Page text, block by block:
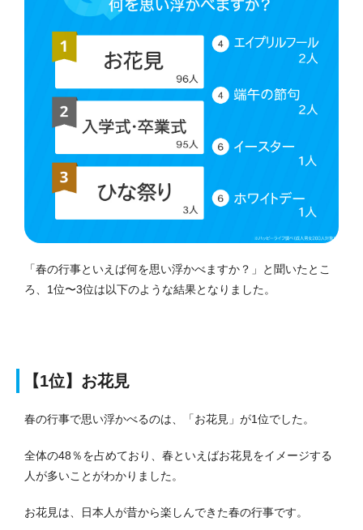
「春の行事といえば何を思い浮かべますか？」と聞いたとこ
ろ、1位〜3位は以下のような結果となりました。
【1位】お花見
春の行事で思い浮かべるのは、「お花見」が1位でした。
全体の48％を占めており、春といえばお花見をイメージする
人が多いことがわかりました。
お花見は、日本人が昔から楽しんできた春の行事です。